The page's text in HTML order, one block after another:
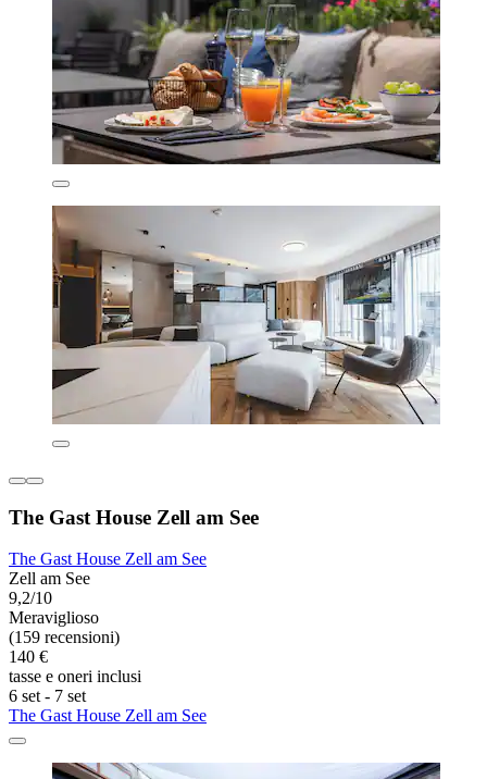
The Gast House Zell am See
The Gast House Zell am See
Zell am See
9,2/10
Meraviglioso
(159 recensioni)
140 €
tasse e oneri inclusi
6 set - 7 set
The Gast House Zell am See